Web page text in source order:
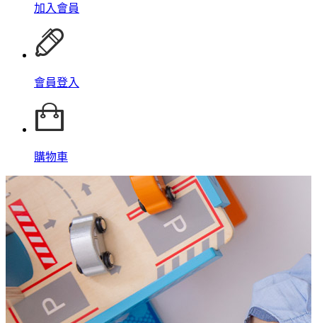
加入會員
會員登入
購物車